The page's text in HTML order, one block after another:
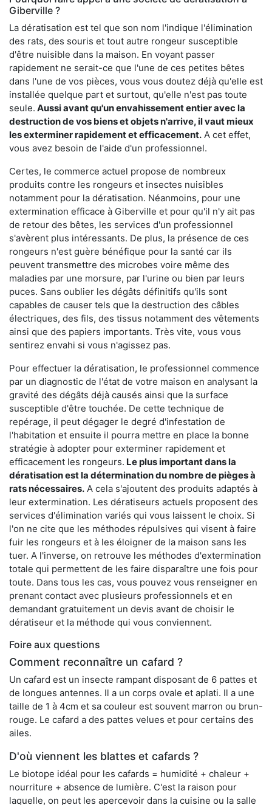
Giberville ?
La dératisation est tel que son nom l'indique l'élimination
des rats, des souris et tout autre rongeur susceptible
d'être nuisible dans la maison. En voyant passer
rapidement ne serait-ce que l'une de ces petites bêtes
dans l'une de vos pièces, vous vous doutez déjà qu'elle est
installée quelque part et surtout, qu'elle n'est pas toute
seule. Aussi avant qu'un envahissement entier avec la
destruction de vos biens et objets n'arrive, il vaut mieux
les exterminer rapidement et efficacement. A cet effet,
vous avez besoin de l'aide d'un professionnel.
Certes, le commerce actuel propose de nombreux
produits contre les rongeurs et insectes nuisibles
notamment pour la dératisation. Néanmoins, pour une
extermination efficace à Giberville et pour qu'il n'y ait pas
de retour des bêtes, les services d'un professionnel
s'avèrent plus intéressants. De plus, la présence de ces
rongeurs n'est guère bénéfique pour la santé car ils
peuvent transmettre des microbes voire même des
maladies par une morsure, par l'urine ou bien par leurs
puces. Sans oublier les dégâts définitifs qu'ils sont
capables de causer tels que la destruction des câbles
électriques, des fils, des tissus notamment des vêtements
ainsi que des papiers importants. Très vite, vous vous
sentirez envahi si vous n'agissez pas.
Pour effectuer la dératisation, le professionnel commence
par un diagnostic de l'état de votre maison en analysant la
gravité des dégâts déjà causés ainsi que la surface
susceptible d'être touchée. De cette technique de
repérage, il peut dégager le degré d'infestation de
l'habitation et ensuite il pourra mettre en place la bonne
stratégie à adopter pour exterminer rapidement et
efficacement les rongeurs. Le plus important dans la
dératisation est la détermination du nombre de pièges à
rats nécessaires. A cela s'ajoutent des produits adaptés à
leur extermination. Les dératiseurs actuels proposent des
services d'élimination variés qui vous laissent le choix. Si
l'on ne cite que les méthodes répulsives qui visent à faire
fuir les rongeurs et à les éloigner de la maison sans les
tuer. A l'inverse, on retrouve les méthodes d'extermination
totale qui permettent de les faire disparaître une fois pour
toute. Dans tous les cas, vous pouvez vous renseigner en
prenant contact avec plusieurs professionnels et en
demandant gratuitement un devis avant de choisir le
dératiseur et la méthode qui vous conviennent.
Foire aux questions
Comment reconnaître un cafard ?
Un cafard est un insecte rampant disposant de 6 pattes et
de longues antennes. Il a un corps ovale et aplati. Il a une
taille de 1 à 4cm et sa couleur est souvent marron ou brun-
rouge. Le cafard a des pattes velues et pour certains des
ailes.
D'où viennent les blattes et cafards ?
Le biotope idéal pour les cafards = humidité + chaleur +
nourriture + absence de lumière. C'est la raison pour
laquelle, on peut les apercevoir dans la cuisine ou la salle